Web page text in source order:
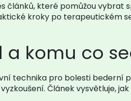
článků, které pomůžou vybrat
kroky po terapeutickém
a komu co
technika pro bolesti
Článek vysvětluje,